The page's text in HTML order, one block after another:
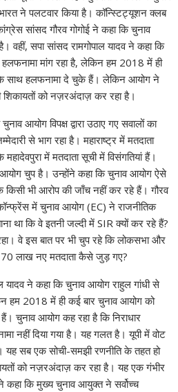
e
gr
a
m
ai
l
er
e
st
p
y
Li
n
k
ar
e
ने पलटवार किया है। कॉन्स्टिट्यूशन क्लब
सांसद गौरव गोगोई ने कहा कि चुनाव
वहीं, सपा सांसद रामगोपाल यादव ने कहा कि
हलफनामा मांग रहा है, लेकिन हम 2018 में ही
साथ हलफनामा दे चुके हैं। लेकिन आयोग ने
शिकायतों को नज़रअंदाज़ कर रहा है।
आयोग विपक्ष द्वारा उठाए गए सवालों का
से भाग रहा है। महाराष्ट्र में मतदाता
में मतदाता सूची में विसंगतियां हैं।
आयोग चुप है। उन्होंने कहा कि चुनाव आयोग ऐसे
किसी भी आरोप की जाँच नहीं कर रहे हैं। गौरव
में चुनाव आयोग (EC) ने राजनीतिक
था कि वे इतनी जल्दी में SIR क्यों कर रहे हैं?
वे इस बात पर भी चुप रहे कि लोकसभा और
70 लाख नए मतदाता कैसे जुड़ गए?
यादव ने कहा कि चुनाव आयोग राहुल गांधी से
हम 2018 में ही कई बार चुनाव आयोग को
चुनाव आयोग कह रहा है कि निराधार
नहीं दिया गया है। यह गलत है। यूपी में वोट
यह सब एक सोची-समझी रणनीति के तहत हो
को नज़रअंदाज़ कर रहा है। यह एक गंभीर
कहा कि मुख्य चुनाव आयुक्त ने सर्वोच्च